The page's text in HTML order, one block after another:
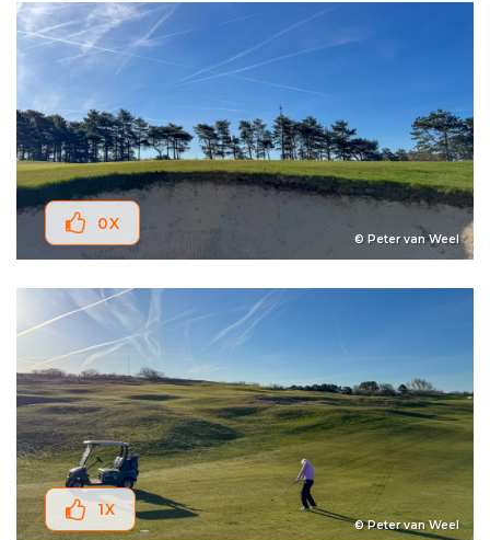
© Peter van Weel
0X
© Peter van Weel
1X